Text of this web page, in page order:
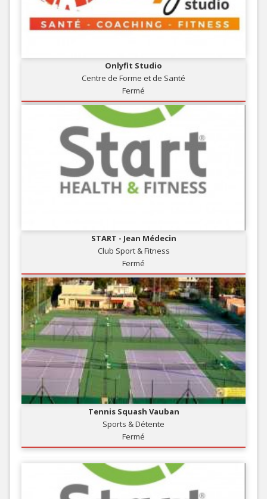
Onlyfit Studio
Centre de Forme et de Santé
Fermé
START - Jean Médecin
Club Sport & Fitness
Fermé
Tennis Squash Vauban
Sports & Détente
Fermé